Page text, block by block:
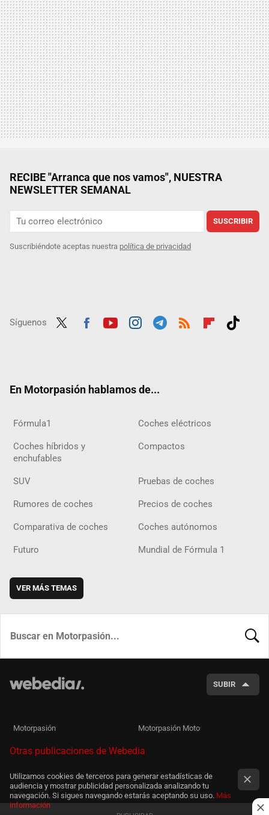
RECIBE "Arranca que nos vamos", NUESTRA
NEWSLETTER SEMANAL
SUSCRIBIR
Suscribiéndote aceptas nuestra política de privacidad
Síguenos
En Motorpasión hablamos de...
Fórmula1 Coches eléctricos
Coches híbridos y
enchufables
Compactos
SUV Pruebas de coches
Rumores de coches Precios de coches
Comparativa de coches Coches autónomos
Futuro Mundial de Fórmula 1
VER MÁS TEMAS
SUBIR
Motorpasión Motorpasión Moto
Otras publicaciones de Webedia
Utilizamos cookies de terceros para generar estadísticas de
audiencia y mostrar publicidad personalizada analizando tu
navegación. Si sigues navegando estarás aceptando su uso. Más
información